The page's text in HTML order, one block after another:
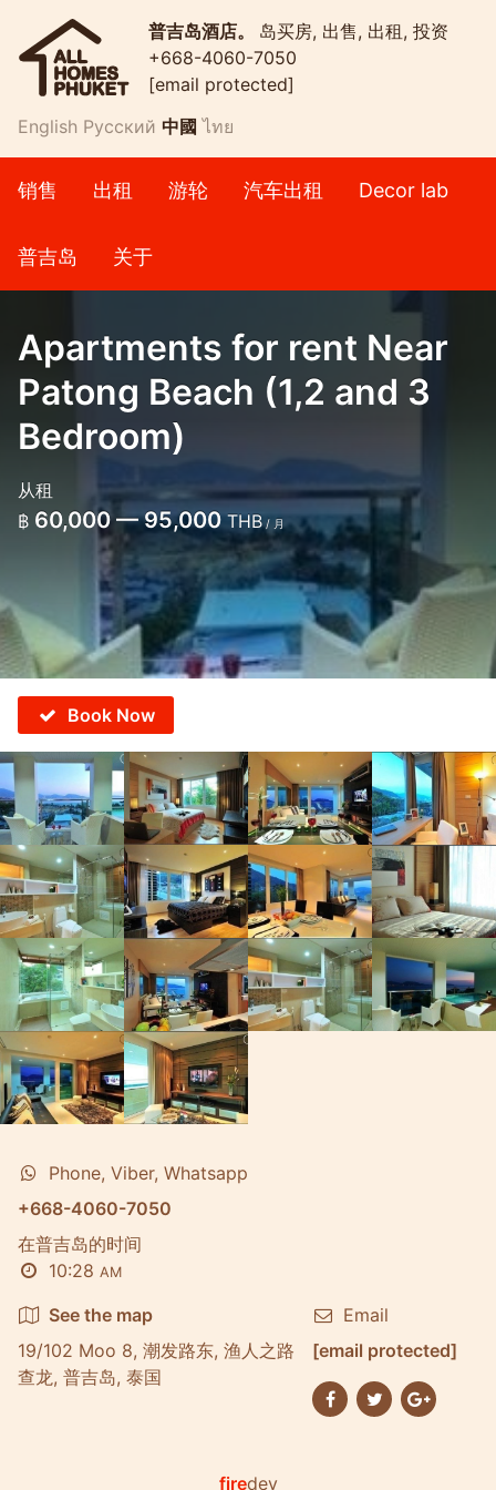
普吉岛酒店。 岛买房, 出售, 出租, 投资
+668-4060-7050
[email protected]
English Русский 中國 ไทย
销售 出租 游轮 汽车出租 Decor lab
普吉岛 关于
Apartments for rent Near
Patong Beach (1,2 and 3
Bedroom)
从租
฿ 60,000 — 95,000THB / 月
Book Now
Phone, Viber, Whatsapp
+668-4060-7050
在普吉岛的时间
10:28 AM
See the map
19/102 Moo 8, 潮发路东, 渔人之路
查龙, 普吉岛, 泰国
Email
[email protected]
firedev